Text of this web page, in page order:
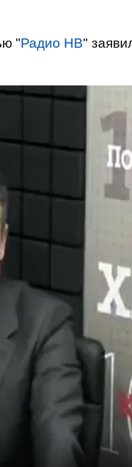
"Радио НВ"